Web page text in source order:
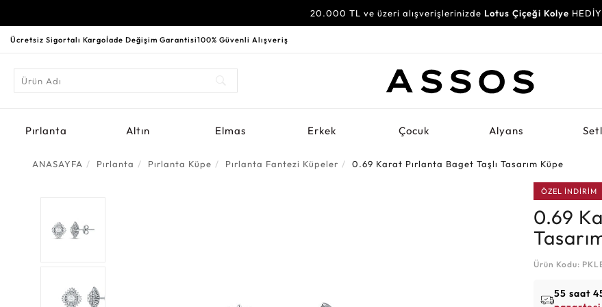
20.000 TL ve üzeri alışverişlerinizde Lotus Çiçeği Kolye
Ücretsiz Sigortalı Kargoİade Değişim Garantisi100% Güvenli Alışveriş
Pırlanta Altın Elmas Erkek Çocuk Alyans
ANASAYFA Pırlanta Pırlanta Küpe Pırlanta Fantezi Küpeler 0.69 Karat Pırlanta Baget Taşlı Tasarım Küpe
ÖZEL İNDİRİM
0.69
Ürün Kodu:
55 saat